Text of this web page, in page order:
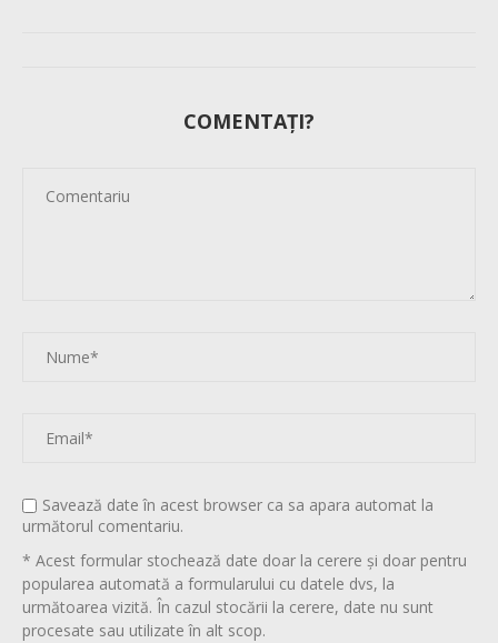
COMENTAȚI?
Savează date în acest browser ca sa apara automat la
următorul comentariu.
* Acest formular stochează date doar la cerere și doar pentru
popularea automată a formularului cu datele dvs, la
următoarea vizită. În cazul stocării la cerere, date nu sunt
procesate sau utilizate în alt scop.